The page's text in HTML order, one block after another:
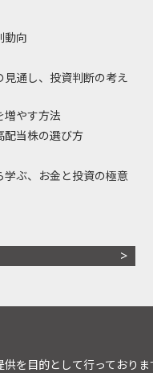
動向
見通し、投資判断の考え
増やす方法
配当株の選び方
ぶ、お金と投資の極意
を目的として行っておりま